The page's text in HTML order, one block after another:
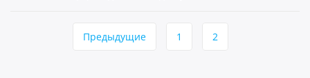
Навигация
Предыдущие 1 2